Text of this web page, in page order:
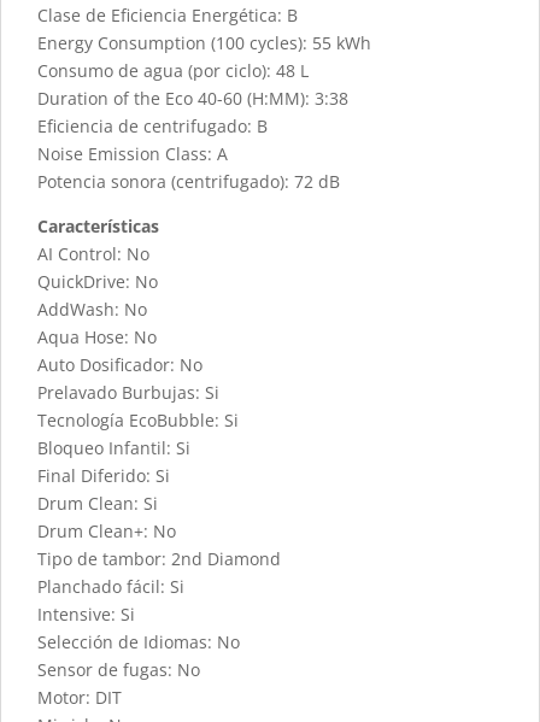
Clase de Eficiencia Energética: B
Energy Consumption (100 cycles): 55 kWh
Consumo de agua (por ciclo): 48 L
Duration of the Eco 40-60 (H:MM): 3:38
Eficiencia de centrifugado: B
Noise Emission Class: A
Potencia sonora (centrifugado): 72 dB
Características
AI Control: No
QuickDrive: No
AddWash: No
Aqua Hose: No
Auto Dosificador: No
Prelavado Burbujas: Si
Tecnología EcoBubble: Si
Bloqueo Infantil: Si
Final Diferido: Si
Drum Clean: Si
Drum Clean+: No
Tipo de tambor: 2nd Diamond
Planchado fácil: Si
Intensive: Si
Selección de Idiomas: No
Sensor de fugas: No
Motor: DIT